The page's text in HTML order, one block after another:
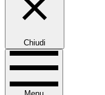
Chiudi